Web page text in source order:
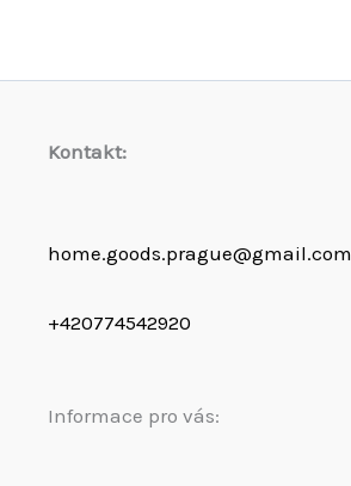
Kontakt:
home.goods.prague@gmail.com
+420774542920
Informace pro vás: